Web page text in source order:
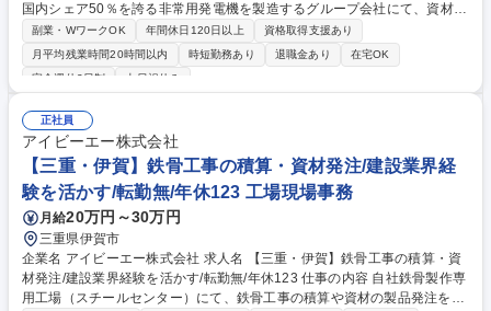
国内シェア50％を誇る非常用発電機を製造するグループ会社にて、資材購
買(発電機部材)をご担当いただきます。【業務の流れ】設計部署から図面
展開後、発注先選定や価格査定・交渉を進めていただくイメージです。
【具体的な業務内容】◎発注先選定 ◎価格査定・交渉・決定 ◎サプライ
象製品】発電機部材(プレス板金・大型製缶、ゴム樹脂、機械加工、電装
品など) 【働き方】在宅勤務可能で残業は全社平均19時間程度です。ご家
族の付き添いが必要な際など、急遽有給取得も可能！平均有給取得日数は
10.3日で仕事とプライベートを切り替えた働き方が実現できます。 募集職
種 【尼崎】資材購買＜発電機部材＞年間休日127日/在宅勤務可(週2～3
回)/ヤンマーG
副業・WワークOK 年間休日120日以上
資格取得支援あり
月平均残業時間20時間以内
時短勤務あり 退職金あり
在宅OK
完全週休2日制
土日祝休み
正社員
アイビーエー株式会社
【三重・伊賀】鉄骨工事の積算・資材発注/建設業界経
験を活かす/転勤無/年休123 工場現場事務
月給20万円～30万円
三重県伊賀市
企業名 アイビーエー株式会社 求人名 【三重・伊賀】鉄骨工事の積算・資
材発注/建設業界経験を活かす/転勤無/年休123 仕事の内容 自社鉄骨製作専
用工場（スチールセンター）にて、鉄骨工事の積算や資材の製品発注をお